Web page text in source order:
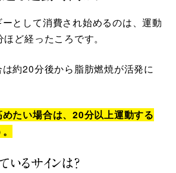
として消費され始めるのは、運動
ど経ったころです。
約20分後から脂肪燃焼が活発に
たい場合は、20分以上運動する
るサインは？